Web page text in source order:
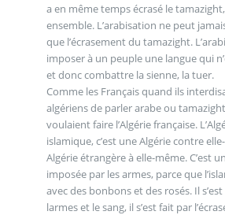
a en même temps écrasé le
ensemble. L’arabisation ne peut
que l’écrasement du tamazight.
imposer à un peuple une langue qui
et donc combattre la sienne, la tuer.
Comme les Français quand ils
algériens de parler arabe ou
voulaient faire l’Algérie française.
islamique, c’est une Algérie contre
Algérie étrangère à elle-même. C’est
imposée par les armes, parce que
avec des bonbons et des rosés. Il
larmes et le sang, il s’est fait par